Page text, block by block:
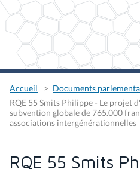
Accueil
Documents
RQE 55 Smits Philippe - Le projet
subvention globale de 765.000
associations intergénérationnelles
RQE 55 Smits